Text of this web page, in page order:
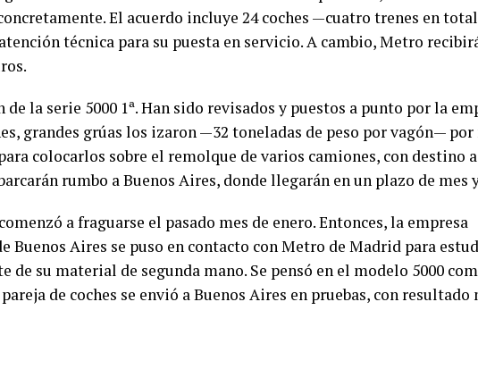
El acuerdo incluye 24 coches —cuatro trenes en
técnica para su puesta en servicio. A cambio, Metro
de la serie 5000 1ª. Han sido revisados y puestos a punto por la
grandes grúas los izaron —32 toneladas de peso por vagón— por
colocarlos sobre el remolque de varios camiones, con destino
rumbo a Buenos Aires, donde llegarán en un plazo de mes
a fraguarse el pasado mes de enero. Entonces, la empresa
Buenos Aires se puso en contacto con Metro de Madrid para
de su material de segunda mano. Se pensó en el modelo 5000
de coches se envió a Buenos Aires en pruebas, con resultado